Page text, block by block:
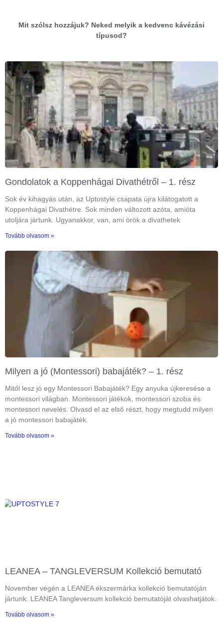
Mit szólsz hozzájuk? Neked melyik a kedvenc kávézási
típusod?
Gondolatok a Koppenhágai Divathétről – 1. rész
Sok év kihagyás után, az Uptostyle csapata újra kilátogatott a
Koppenhágai Divathétre. Sok minden változott azóta, amióta
utoljára jártunk. Ugyanakkor, van, ami örök a divathetek
Tovább olvasom »
Milyen a jó (Montessori) babajáték? – 1. rész
Mitől lesz jó egy Montessori Babajáték? Egy anyuka újkeresése a
montessori világban. Montessori játékok, montessori szoba és
montessori nevelés. Olvasd el az első részt, hogy megtudd milyen
a jó montessori babajáték.
Tovább olvasom »
LEANEA – TANGLEVERSUM Kollekció bemutató
November végén a LEANEA ékszermárka kollekció bemutatóján
jártunk. LEANEA Tangleversum kollekció bemutatóját olvashatjátok.
Tovább olvasom »